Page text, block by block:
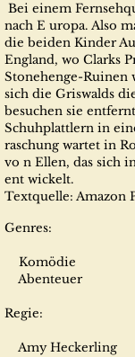
Bei einem
nach E uropa. Also
die beiden Kinder
England, wo Clarks
Stonehenge-Ruinen
sich die Griswalds
besuchen sie
Schuhplattlern in
raschung wartet in
vo n Ellen, das sich
ent wickelt.
Textquelle: Amazon
Genres:
Komödie
Abenteuer
Regie:
Amy Heckerling